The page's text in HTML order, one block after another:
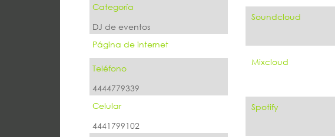
Categoría
DJ de eventos
Página de internet
Teléfono
4444779339
Celular
4441799102
Soundcloud
Mixcloud
Spotify